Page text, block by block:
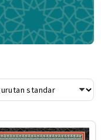
Produk